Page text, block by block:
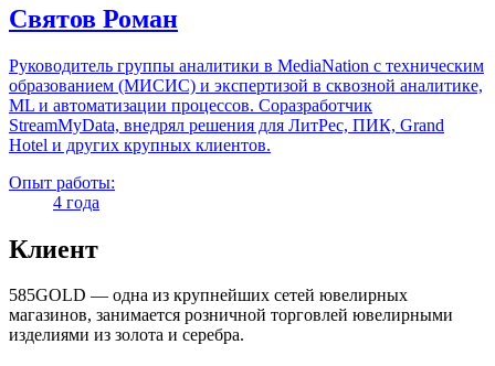
Святов Роман
Руководитель группы аналитики в MediaNation с техническим
образованием (МИСИС) и экспертизой в сквозной аналитике,
ML и автоматизации процессов. Соразработчик
StreamMyData, внедрял решения для ЛитРес, ПИК, Grand
Hotel и других крупных клиентов.
Опыт работы:
4 года
Клиент
585GOLD — одна из крупнейших сетей ювелирных
магазинов, занимается розничной торговлей ювелирными
изделиями из золота и серебра.